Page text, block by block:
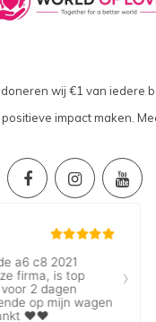
wij €1 van iedere
impact maken.